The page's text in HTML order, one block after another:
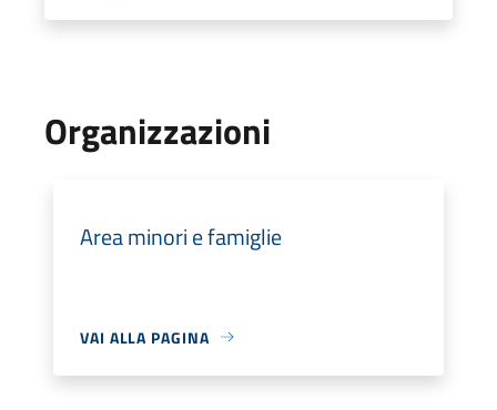
Organizzazioni
Area minori e famiglie
VAI ALLA PAGINA